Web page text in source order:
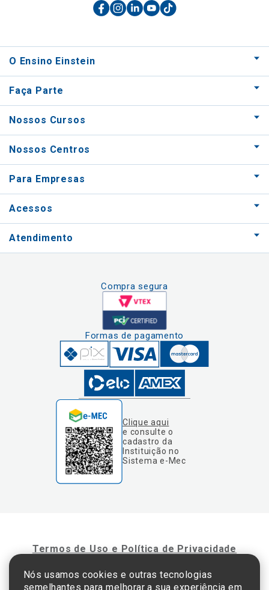
O Ensino Einstein
Faça Parte
Nossos Cursos
Nossos Centros
Para Empresas
Acessos
Atendimento
Compra segura
Formas de pagamento
Clique aqui
e consulte o
cadastro da
Instituição no
Sistema e-Mec
Termos de Uso e Política de Privacidade
©2025 Einstein Hospital Israelita -TODOS OS DIREITOS RESERVADOS
Nós usamos cookies e outras tecnologias
semelhantes para melhorar a sua experiência em